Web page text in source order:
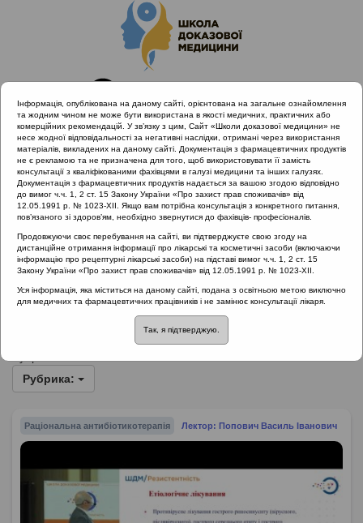
Головна
Проведені заходи
Науково-практична конференція «Раціональне лікування
VS. Раціональна АБ терапія» Одеса 6.04.2019
Науково-практична конференція
«Раціональне лікування VS.
Раціональна АБ терапія» Одеса
Рубрика:
Раціональна антибіотикотерапія Лектор: Попович Василь Іванович
Інформація, опублікована на даному сайті, орієнтована на загальне ознайомлення
та жодним чином не може бути використана в якості медичних, практичних або
комерційних рекомендацій. У зв’язку з цим, Сайт «Школи доказової медицини» не
несе жодної відповідальності за негативні наслідки, отримані через використання
матеріалів, викладених на даному сайті. Документація з фармацевтичних продуктів
не є рекламою та не призначена для того, щоб використовувати її замість
консультації з кваліфікованими фахівцями в галузі медицини та інших галузях.
Документація з фармацевтичних продуктів надається за вашою згодою відповідно
до вимог ч.ч. 1, 2 ст. 15 Закону України «Про захист прав споживачів» від
12.05.1991 р. № 1023-XII. Якщо вам потрібна консультація з конкретного питання,
пов’язаного зі здоров’ям, необхідно звернутися до фахівців- професіоналів.
Продовжуючи своє перебування на сайті, ви підтверджуєте свою згоду на
дистанційне отримання інформації про лікарські та косметичні засоби (включаючи
інформацію про рецептурні лікарські засоби) на підставі вимог ч.ч. 1, 2 ст. 15
Закону України «Про захист прав споживачів» від 12.05.1991 р. № 1023-XII.
Уся інформація, яка міститься на даному сайті, подана з освітньою метою виключно
для медичних та фармацевтичних працівників і не замінює консультації лікаря.
Так, я підтверджую.